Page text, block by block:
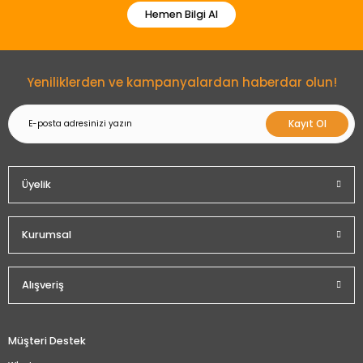
Hemen Bilgi Al
Yeniliklerden ve kampanyalardan haberdar olun!
Kayıt Ol
Üyelik
Kurumsal
Alışveriş
Müşteri Destek